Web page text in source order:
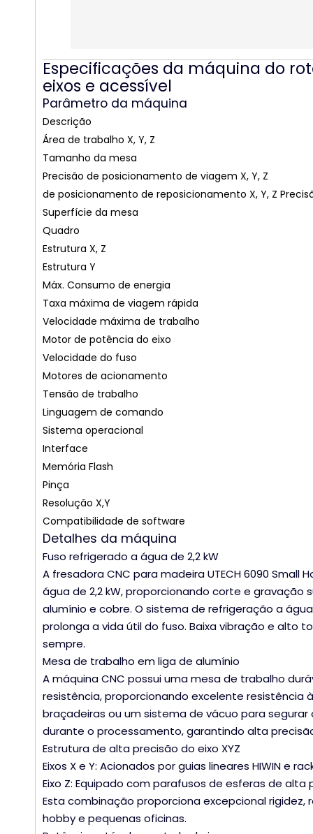
Especificações da máquina do
eixos e acessível
Parâmetro da máquina
Descrição
Área de trabalho X, Y, Z
Tamanho da mesa
Precisão de posicionamento de viagem X, Y, Z
de posicionamento de reposicionamento X, Y, Z
Superfície da mesa
Quadro
Estrutura X, Z
Estrutura Y
Máx. Consumo de energia
Taxa máxima de viagem rápida
Velocidade máxima de trabalho
Motor de potência do eixo
Velocidade do fuso
Motores de acionamento
Tensão de trabalho
Linguagem de comando
Sistema operacional
Interface
Memória Flash
Pinça
Resolução X,Y
Compatibilidade de software
Detalhes da máquina
Fuso refrigerado a água de 2,2 kW
A fresadora CNC para madeira UTECH 6090
água de 2,2 kW, proporcionando corte e gravação
alumínio e cobre. O sistema de refrigeração a
prolonga a vida útil do fuso. Baixa vibração e alto
sempre.
Mesa de trabalho em liga de alumínio
A máquina CNC possui uma mesa de trabalho
resistência, proporcionando excelente resistência
braçadeiras ou um sistema de vácuo para
durante o processamento, garantindo alta
Estrutura de alta precisão do eixo XYZ
Eixos X e Y: Acionados por guias lineares HIWIN e
Eixo Z: Equipado com parafusos de esferas de
Esta combinação proporciona excepcional
hobby e pequenas oficinas.